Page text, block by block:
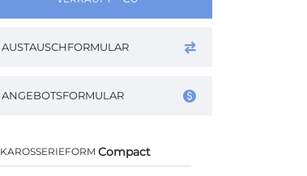
AUSTAUSCHFORMULAR
ANGEBOTSFORMULAR
KAROSSERIEFORM Compact